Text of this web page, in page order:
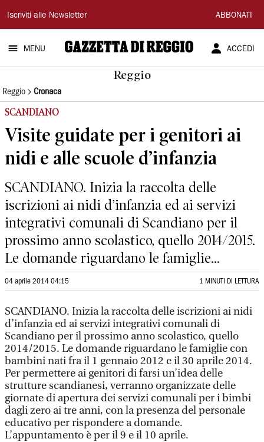
Gazzetta
di
Reggio
Iscriviti alle Newsletter ABBONATI
MENU ACCEDI
Reggio
Reggio Cronaca
SCANDIANO
Visite guidate per i genitori ai
nidi e alle scuole d’infanzia
SCANDIANO. Inizia la raccolta delle
iscrizioni ai nidi d’infanzia ed ai servizi
integrativi comunali di Scandiano per il
prossimo anno scolastico, quello 2014/2015.
Le domande riguardano le famiglie...
04 aprile 2014 04:15 1 MINUTI DI LETTURA
SCANDIANO. Inizia la raccolta delle iscrizioni ai nidi
d’infanzia ed ai servizi integrativi comunali di
Scandiano per il prossimo anno scolastico, quello
2014/2015. Le domande riguardano le famiglie con
bambini nati fra il 1 gennaio 2012 e il 30 aprile 2014.
Per permettere ai genitori di farsi un’idea delle
strutture scandianesi, verranno organizzate delle
giornate di apertura dei servizi comunali per i bimbi
dagli zero ai tre anni, con la presenza del personale
educativo per rispondere a domande.
L’appuntamento è per il 9 e il 10 aprile.